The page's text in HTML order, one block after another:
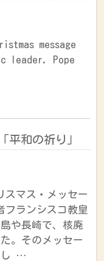
message
leader, Pope
平和の祈り」
スマス・メッセー
フランシスコ教皇
や長崎で、核廃
。そのメッセー
し …